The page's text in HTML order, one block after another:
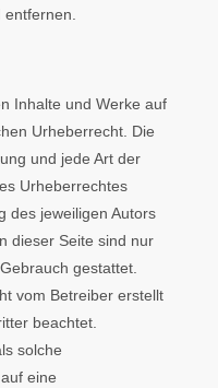
entfernen.
Inhalte und Werke auf
Urheberrecht. Die
und jede Art der
Urheberrechtes
des jeweiligen Autors
dieser Seite sind nur
gestattet.
vom Betreiber erstellt
beachtet.
solche
eine